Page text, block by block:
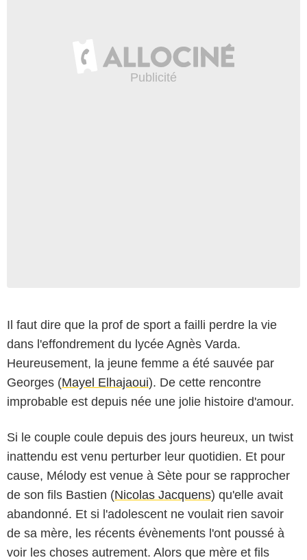
Il faut dire que la prof de sport a failli perdre la vie
dans l'effondrement du lycée Agnès Varda.
Heureusement, la jeune femme a été sauvée par
Georges (Mayel Elhajaoui). De cette rencontre
improbable est depuis née une jolie histoire d'amour.
Si le couple coule depuis des jours heureux, un twist
inattendu est venu perturber leur quotidien. Et pour
cause, Mélody est venue à Sète pour se rapprocher
de son fils Bastien (Nicolas Jacquens) qu'elle avait
abandonné. Et si l'adolescent ne voulait rien savoir
de sa mère, les récents évènements l'ont poussé à
voir les choses autrement. Alors que mère et fils